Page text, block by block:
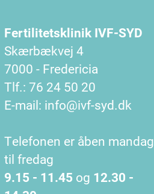
Fertilitetsklinik IVF-SYD
Skærbækvej 4
7000 - Fredericia
Tlf.: 76 24 50 20
E-mail: info@ivf-syd.dk
Telefonen er åben mandag
til fredag
9.15 - 11.45 og 12.30 -